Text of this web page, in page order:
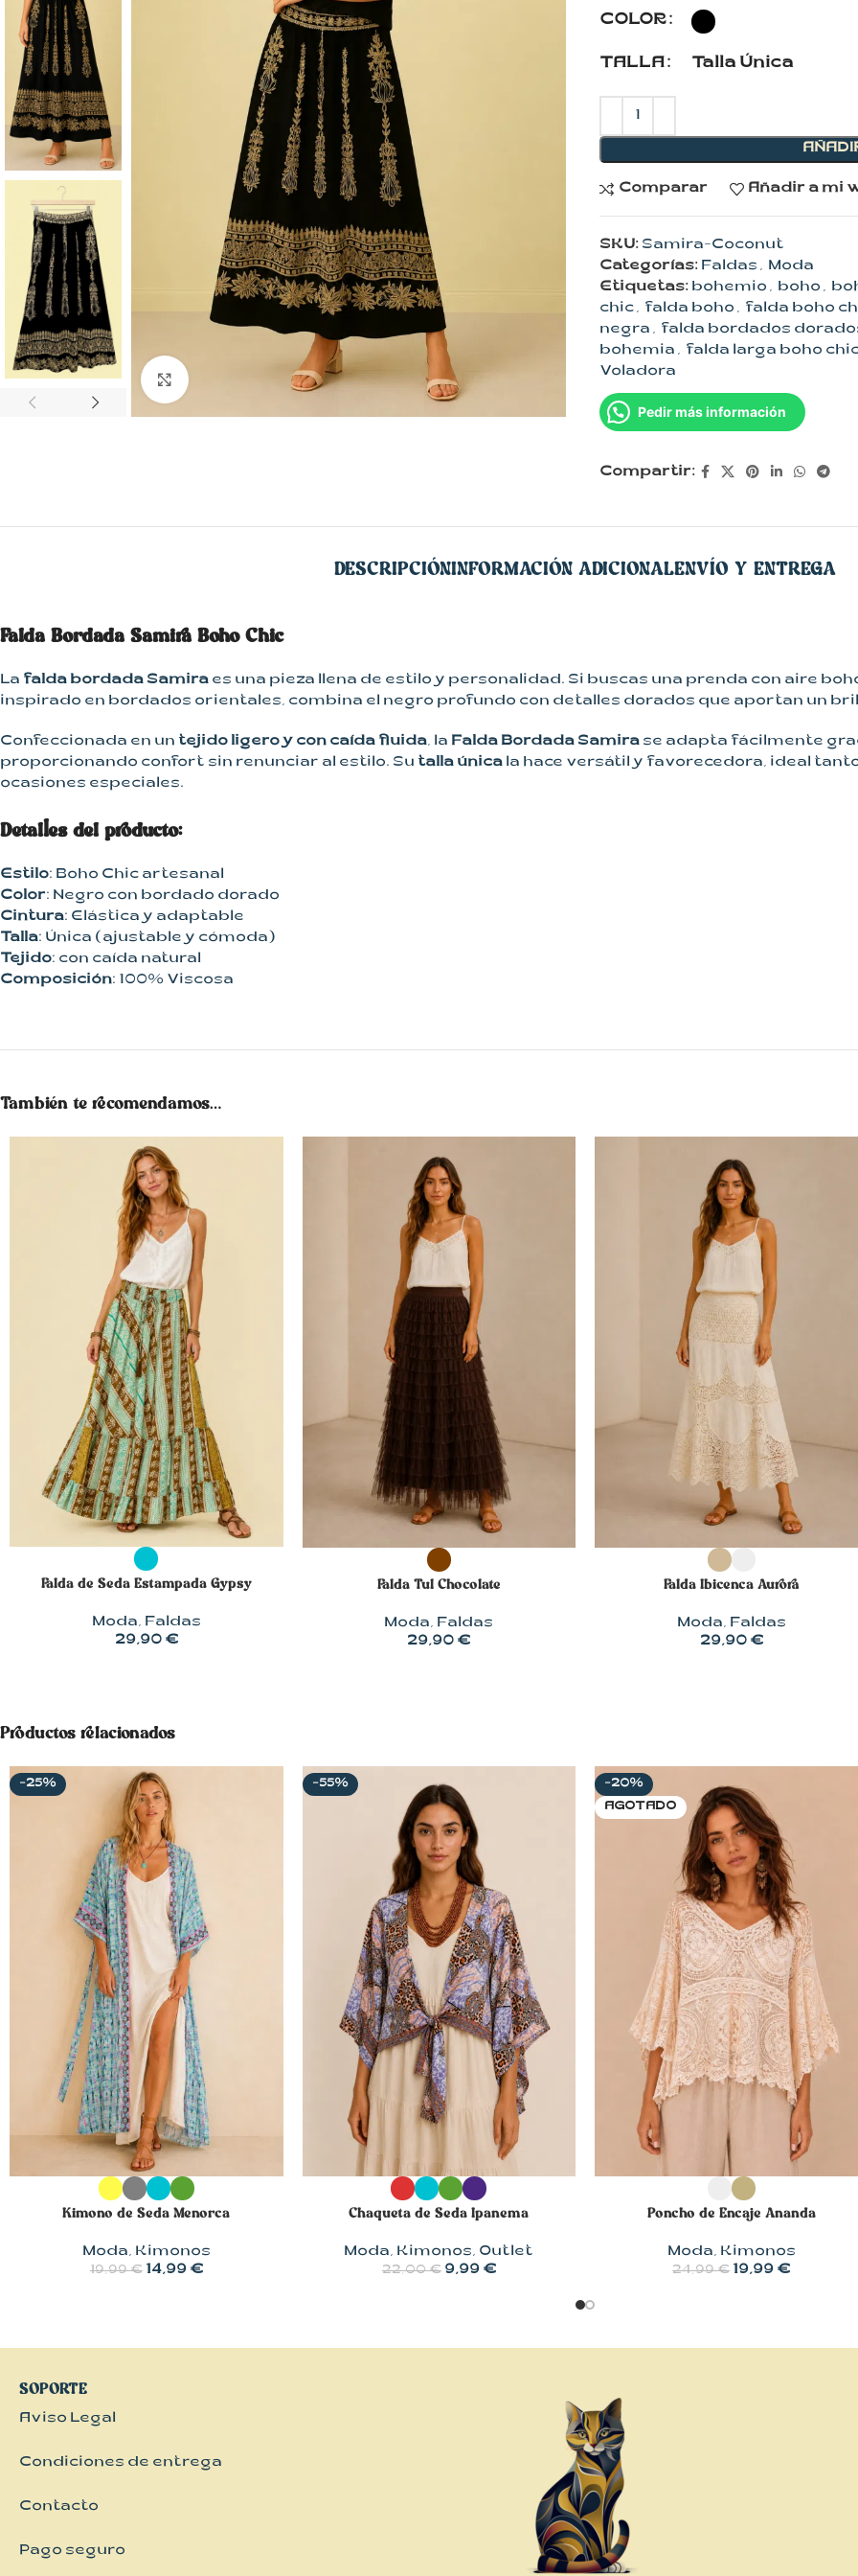
CON MUCHO
ESTILO
Blusas
Chalecos
Chaquetas
Faldas
Jerseys
Click to enlarge
COLOR
TALLA Talla Única
Comparar Añadir a mi
SKU: Samira-Coconut
Categorías: Faldas , Moda
Etiquetas: bohemio , boho ,
chic, falda boho , falda boho
negra , falda bordados
bohemia , falda larga boho
Voladora
Pedir más información
Compartir:
DESCRIPCIÓNINFORMACIÓN ADICIONALENVÍO Y ENTREGA
Falda Bordada Samira Boho Chic
La falda bordada Samira es una pieza llena de estilo y personalidad. Si buscas una prenda con aire
inspirado en bordados orientales, combina el negro profundo con detalles dorados que aportan un
Confeccionada en un tejido ligero y con caída fluida, la Falda Bordada Samira se adapta fácilmente
proporcionando confort sin renunciar al estilo. Su talla única la hace versátil y favorecedora, ideal
ocasiones especiales.
Detalles del producto:
Estilo: Boho Chic artesanal
Color: Negro con bordado dorado
Cintura: Elástica y adaptable
Talla: Única (ajustable y cómoda)
Tejido: con caída natural
Composición: 100% Viscosa
También te recomendamos…
SELECCIONAR OPCIONES
Falda de Seda Estampada Gypsy
Moda, Faldas
29,90 €
SELECCIONAR OPCIONES
Falda Tul Chocolate
Moda, Faldas
29,90 €
SELECCIONAR OPCIONES
Falda Ibicenca Aurora
Moda, Faldas
29,90 €
Productos relacionados
-25%
SELECCIONAR OPCIONES
Kimono de Seda Menorca
Moda, Kimonos
19,99€ 14,99 €
-55%
SELECCIONAR OPCIONES
Chaqueta de Seda Ipanema
Moda, Kimonos, Outlet
22,00€ 9,99 €
-20%
AGOTADO
SELECCIONAR OPCIONES
Poncho de Encaje Ananda
Moda, Kimonos
24,99€ 19,99 €
SOPORTE
Aviso Legal
Condiciones de entrega
Contacto
Pago seguro